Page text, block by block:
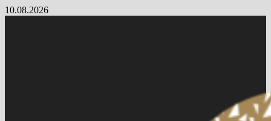
Skip
10.08.2026